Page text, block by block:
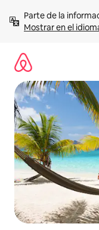
contenidoMostrar en el